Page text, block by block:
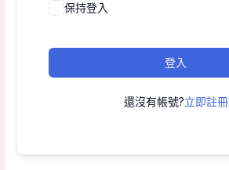
保持登入
登入
還沒有帳號?立即註冊